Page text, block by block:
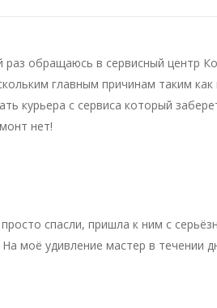
раз обращаюсь в сервисный центр
главным причинам таким
курьера с сервиса который
нет!
спасли, пришла к ним с
моё удивление мастер в течении